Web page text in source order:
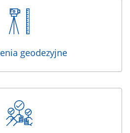
geodezyjne